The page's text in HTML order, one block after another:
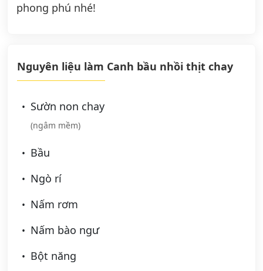
phong phú nhé!
Nguyên liệu làm Canh bầu nhồi thịt chay
Sườn non chay
(ngâm mềm)
Bầu
Ngò rí
Nấm rơm
Nấm bào ngư
Bột năng